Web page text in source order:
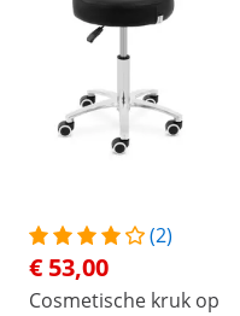
(2)
€ 53,00
Cosmetische kruk op